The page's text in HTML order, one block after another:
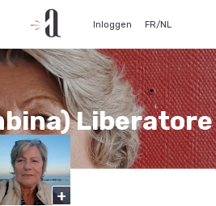
Inloggen FR/NL
Liberatore
Actrice
+